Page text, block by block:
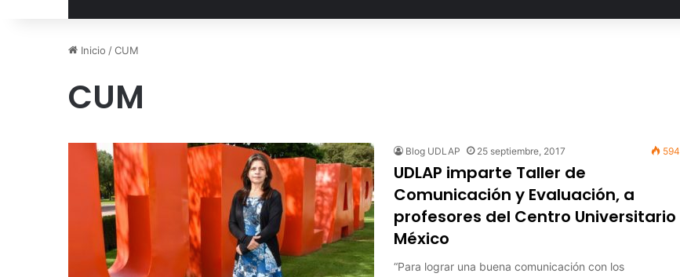
Inicio /CUM
CUM
Blog UDLAP 25 septiembre, 2017 594
UDLAP imparte Taller de
Comunicación y Evaluación, a
profesores del Centro Universitario
México
“Para lograr una buena comunicación con los